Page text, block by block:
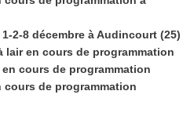
2-8 décembre à Audincourt (25)
en cours de programmation
cours de programmation
cours de programmation